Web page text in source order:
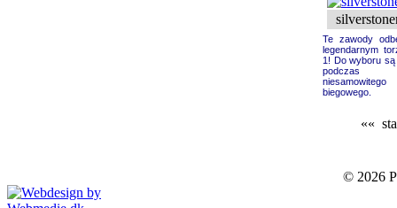
Te zawody
legendarnym
1! Do wyboru
niesamowitego
biegowego.
««
© 2026